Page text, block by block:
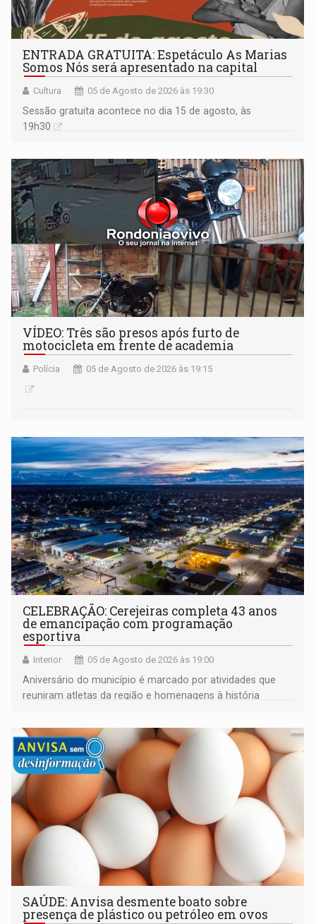
ENTRADA GRATUITA: Espetáculo As Marias
Somos Nós será apresentado na capital
Cultura 05 de Agosto de 2026 às 19:30
Sessão gratuita acontece no dia 15 de agosto, às
19h30
VÍDEO: Três são presos após furto de
motocicleta em frente de academia
Polícia 05 de Agosto de 2026 às 19:15
CELEBRAÇÃO: Cerejeiras completa 43 anos
de emancipação com programação
esportiva
Interior 05 de Agosto de 2026 às 19:00
Aniversário do município é marcado por atividades que
reuniram atletas da região e homenagens à história
SAÚDE: Anvisa desmente boato sobre
presença de plástico ou petróleo em ovos